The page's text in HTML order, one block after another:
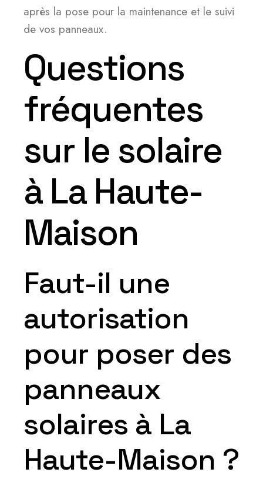
après la pose pour la maintenance et le suivi
de vos panneaux.
Questions
fréquentes
sur le solaire
à La Haute-
Maison
Faut-il une
autorisation
pour poser des
panneaux
solaires à La
Haute-Maison ?